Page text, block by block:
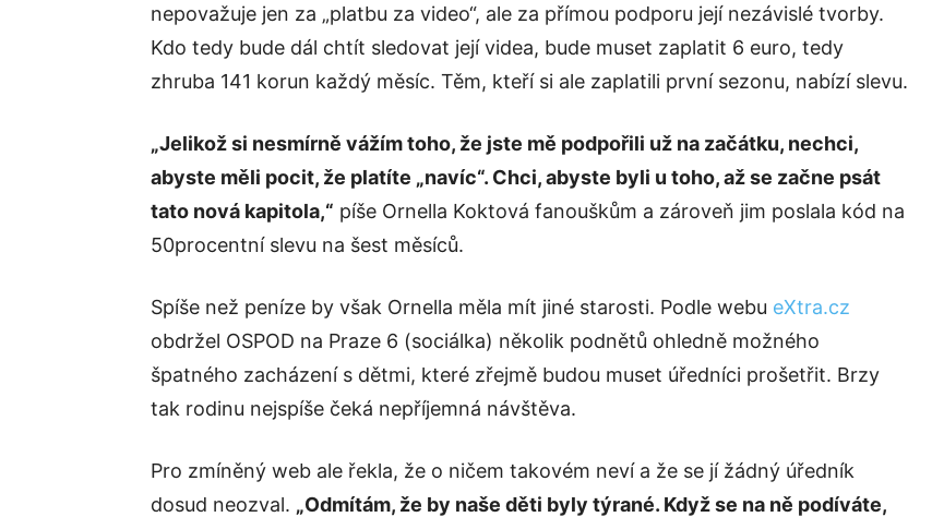
nepovažuje jen za „platbu za video“, ale za přímou podporu její nezávislé tvorby.
Kdo tedy bude dál chtít sledovat její videa, bude muset zaplatit 6 euro, tedy
zhruba 141 korun každý měsíc. Těm, kteří si ale zaplatili první sezonu, nabízí slevu.
„Jelikož si nesmírně vážím toho, že jste mě podpořili už na začátku, nechci,
abyste měli pocit, že platíte „navíc“. Chci, abyste byli u toho, až se začne psát
tato nová kapitola,“ píše Ornella Koktová fanouškům a zároveň jim poslala kód na
50procentní slevu na šest měsíců.
Spíše než peníze by však Ornella měla mít jiné starosti. Podle webu eXtra.cz
obdržel OSPOD na Praze 6 (sociálka) několik podnětů ohledně možného
špatného zacházení s dětmi, které zřejmě budou muset úředníci prošetřit. Brzy
tak rodinu nejspíše čeká nepříjemná návštěva.
Pro zmíněný web ale řekla, že o ničem takovém neví a že se jí žádný úředník
dosud neozval. „Odmítám, že by naše děti byly týrané. Když se na ně podíváte,